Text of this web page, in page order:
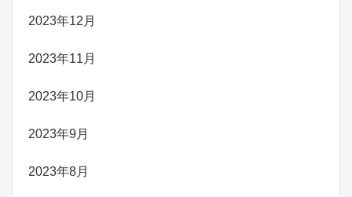
2023年12月
2023年11月
2023年10月
2023年9月
2023年8月